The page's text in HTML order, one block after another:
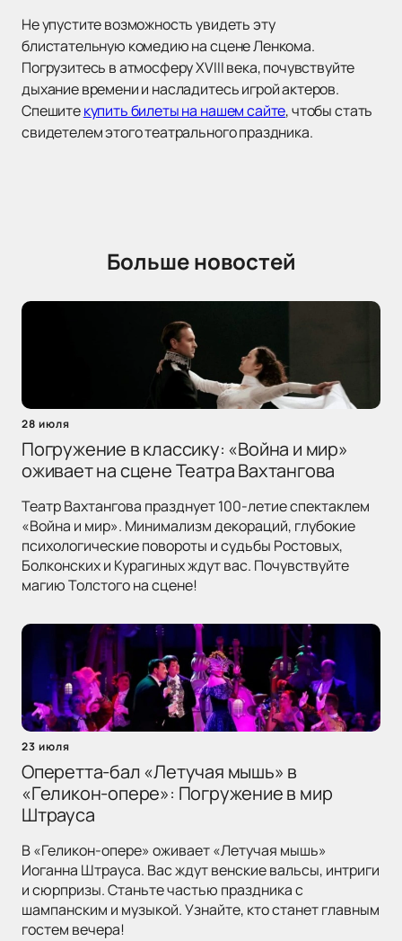
Не упустите возможность увидеть эту
блистательную комедию на сцене Ленкома.
Погрузитесь в атмосферу XVIII века, почувствуйте
дыхание времени и насладитесь игрой актеров.
Спешитекупить билеты на нашем сайте, чтобы стать
свидетелем этого театрального праздника.
Больше новостей
28 июля
Погружение в классику: «Война и мир»
оживает на сцене Театра Вахтангова
Театр Вахтангова празднует 100-летие спектаклем
«Война и мир». Минимализм декораций, глубокие
психологические повороты и судьбы Ростовых,
Болконских и Курагиных ждут вас. Почувствуйте
магию Толстого на сцене!
23 июля
Оперетта-бал «Летучая мышь» в
«Геликон-опере»: Погружение в мир
Штрауса
В «Геликон-опере» оживает «Летучая мышь»
Иоганна Штрауса. Вас ждут венские вальсы, интриги
и сюрпризы. Станьте частью праздника с
шампанским и музыкой. Узнайте, кто станет главным
гостем вечера!